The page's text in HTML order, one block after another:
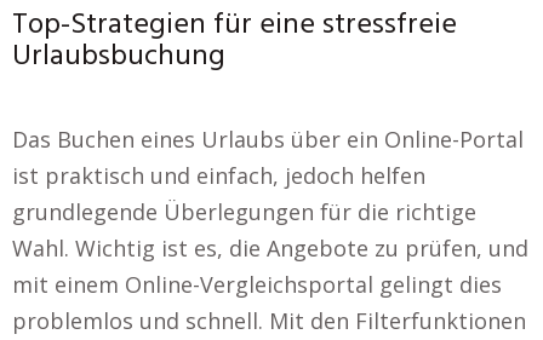
Top-Strategien für eine stressfreie
Urlaubsbuchung
Das Buchen eines Urlaubs über ein Online-Portal
ist praktisch und einfach, jedoch helfen
grundlegende Überlegungen für die richtige
Wahl. Wichtig ist es, die Angebote zu prüfen, und
mit einem Online-Vergleichsportal gelingt dies
problemlos und schnell. Mit den Filterfunktionen